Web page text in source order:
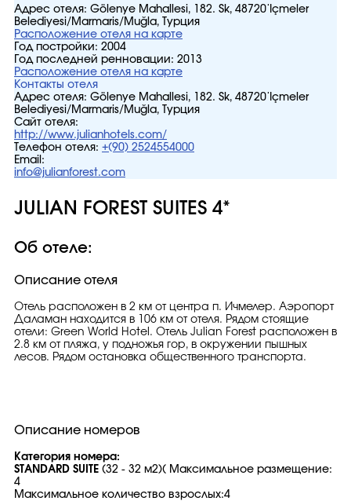
Адрес отеля: Gölenye Mahallesi, 182. Sk, 48720 İçmeler
Belediyesi/Marmaris/Muğla, Турция
Расположение отеля на карте
Год постройки: 2004
Год последней ренновации: 2013
Расположение отеля на карте
Контакты отеля
Адрес отеля: Gölenye Mahallesi, 182. Sk, 48720 İçmeler
Belediyesi/Marmaris/Muğla, Турция
Сайт отеля:
http://www.julianhotels.com/
Телефон отеля: +(90) 2524554000
Email:
info@julianforest.com
JULIAN FOREST SUITES 4*
Об отеле:
Описание отеля
Отель расположен в 2 км от центра п. Ичмелер. Аэропорт
Даламан находится в 106 км от отеля. Рядом стоящие
отели: Green World Hotel. Отель Julian Forest расположен в
2.8 км от пляжа, у подножья гор, в окружении пышных
лесов. Pядом остановка общественного транспорта.
Описание номеров
Категория номера:
STANDARD SUITE (32 - 32 м2)( Максимальное размещение:
4
Максимальное количество взрослых:4